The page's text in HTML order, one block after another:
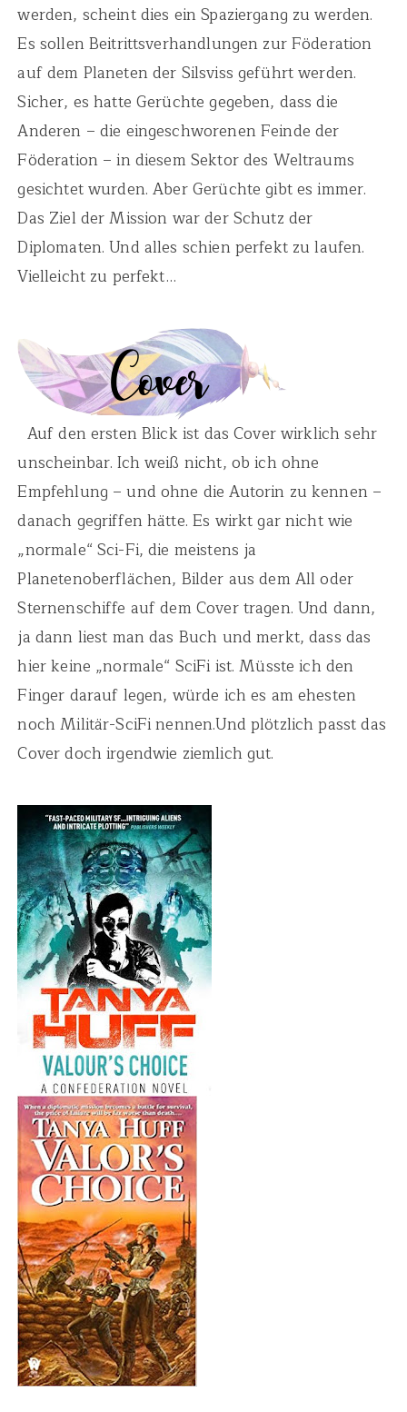
werden, scheint dies ein Spaziergang zu werden.
Es sollen Beitrittsverhandlungen zur Föderation
auf dem Planeten der Silsviss geführt werden.
Sicher, es hatte Gerüchte gegeben, dass die
Anderen – die eingeschworenen Feinde der
Föderation – in diesem Sektor des Weltraums
gesichtet wurden. Aber Gerüchte gibt es immer.
Das Ziel der Mission war der Schutz der
Diplomaten. Und alles schien perfekt zu laufen.
Vielleicht zu perfekt…
Auf den ersten Blick ist das Cover wirklich sehr
unscheinbar. Ich weiß nicht, ob ich ohne
Empfehlung – und ohne die Autorin zu kennen –
danach gegriffen hätte. Es wirkt gar nicht wie
„normale“ Sci-Fi, die meistens ja
Planetenoberflächen, Bilder aus dem All oder
Sternenschiffe auf dem Cover tragen. Und dann,
ja dann liest man das Buch und merkt, dass das
hier keine „normale“ SciFi ist. Müsste ich den
Finger darauf legen, würde ich es am ehesten
noch Militär-SciFi nennen.Und plötzlich passt das
Cover doch irgendwie ziemlich gut.